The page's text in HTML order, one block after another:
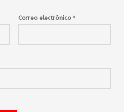
Correo electrónico *